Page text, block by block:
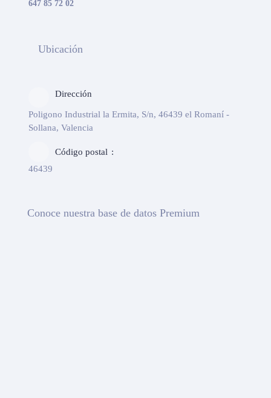
647 85 72 02
Ubicación
Dirección
Poligono Industrial la Ermita, S/n, 46439 el Romaní -
Sollana, Valencia
Código postal
46439
Conoce nuestra base de datos Premium